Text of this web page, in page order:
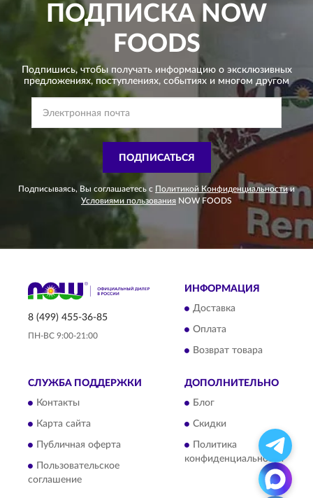
ПОДПИСКАNOW
FOODS
Подпишись, чтобы получать информацию о эксклюзивных
предложениях, поступлениях, событиях и многом другом
ПОДПИСАТЬСЯ
Подписываясь, Вы соглашаетесь с Политикой Конфиденциальности и
Условиями пользования NOW FOODS
8 (499) 455-36-85
ПН-ВС 9:00-21:00
ИНФОРМАЦИЯ
Доставка
Оплата
Возврат товара
СЛУЖБА ПОДДЕРЖКИ
Контакты
Карта сайта
Публичная оферта
Пользовательское
соглашение
ДОПОЛНИТЕЛЬНО
Блог
Скидки
Политика
конфиденциальности